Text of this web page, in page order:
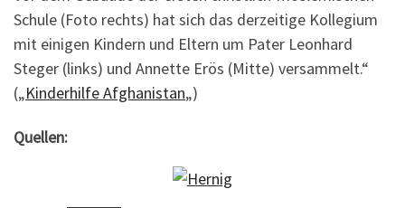
Schule (Foto rechts) hat sich das derzeitige Kollegium
mit einigen Kindern und Eltern um Pater Leonhard
Steger (links) und Annette Erös (Mitte) versammelt.“
(„Kinderhilfe Afghanistan„)
Quellen: